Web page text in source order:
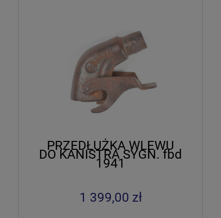
PRZEDŁUŻKA WLEWU
DO KANISTRA SYGN. fbd
1941
1 399,00 zł